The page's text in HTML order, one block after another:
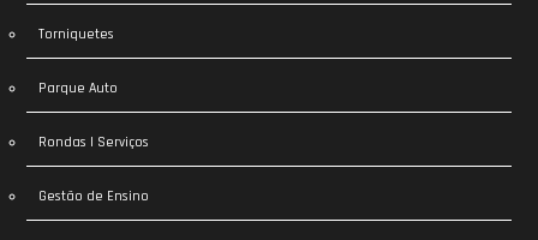
Torniquetes
Parque Auto
Rondas | Serviços
Gestão de Ensino